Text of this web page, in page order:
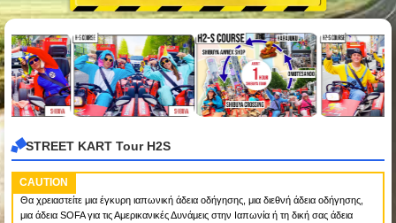
STREET KART Tour H2S
CAUTION
Θα χρειαστείτε μια έγκυρη ιαπωνική άδεια οδήγησης, μια διεθνή άδεια οδήγησης,
μια άδεια SOFA για τις Αμερικανικές Δυνάμεις στην Ιαπωνία ή τη δική σας άδεια